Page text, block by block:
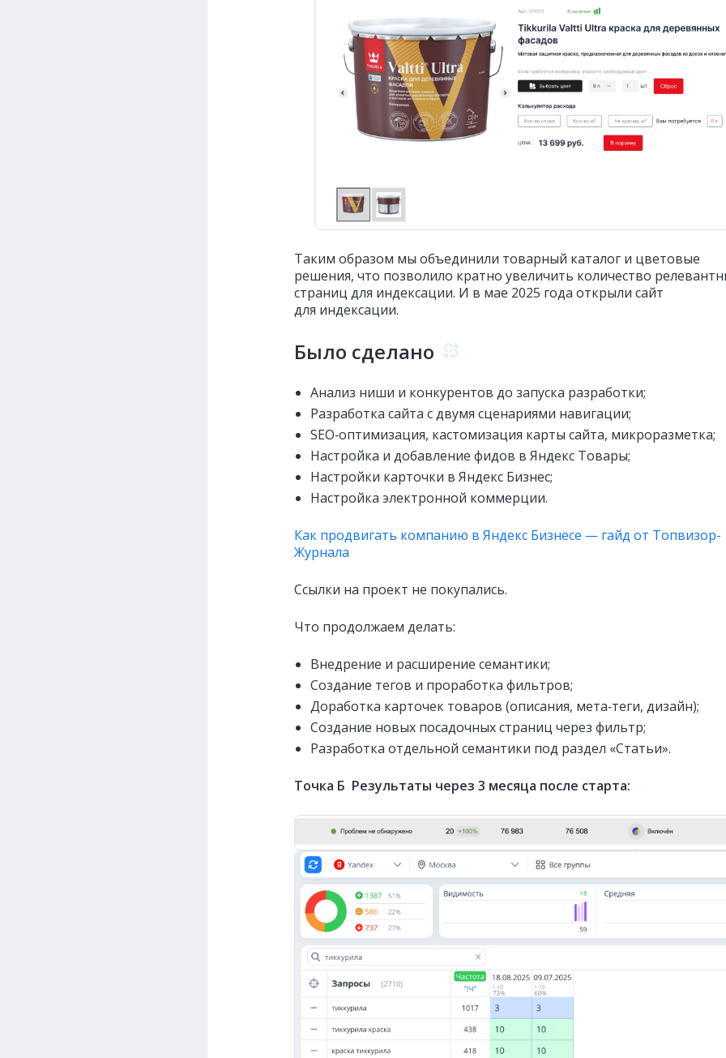
Таким образом мы объединили товарный каталог и цветовые
решения, что позволило кратно увеличить количество
страниц для индексации. И в мае 2025 года открыли сайт
для индексации.
Было сделано
Анализ ниши и конкурентов до запуска разработки;
Разработка сайта с двумя сценариями навигации;
SEO‑оптимизация, кастомизация карты сайта, микроразметка;
Настройка и добавление фидов в Яндекс Товары;
Настройки карточки в Яндекс Бизнес;
Настройка электронной коммерции.
Как продвигать компанию в Яндекс Бизнесе — гайд от Топвизор-
Журнала
Ссылки на проект не покупались.
Что продолжаем делать:
Внедрение и расширение семантики;
Создание тегов и проработка фильтров;
Доработка карточек товаров (описания, мета‑теги, дизайн);
Создание новых посадочных страниц через фильтр;
Разработка отдельной семантики под раздел «Статьи».
Точка Б Результаты через 3 месяца после старта: